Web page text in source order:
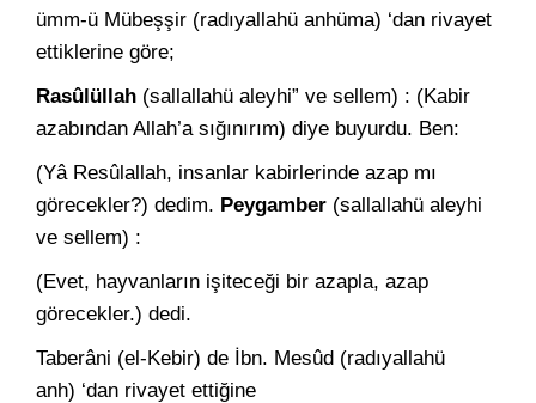
ümm-ü Mübeşşir (radıyallahü anhüma) ‘dan rivayet
ettiklerine göre;
Rasûlüllah (sallallahü aleyhi” ve sellem) : (Kabir
azabından Allah’a sığınırım) diye buyurdu. Ben:
(Yâ Resûlallah, insanlar kabirlerinde azap mı
görecekler?) de­dim. Peygamber (sallallahü aleyhi
ve sellem) :
(Evet, hayvanların işiteceği bir azapla, azap
görecekler.) dedi.
Taberâni (el-Kebir) de İbn. Mesûd (radıyallahü
anh) ‘dan rivayet ettiğine